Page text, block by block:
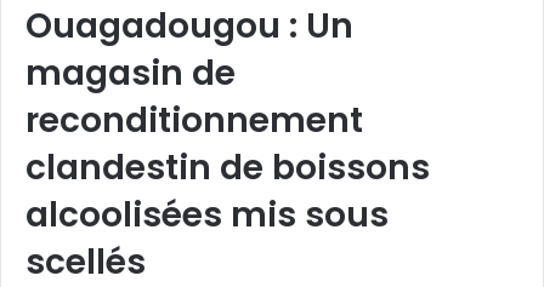
Ouagadougou : Un
magasin de
reconditionnement
clandestin de boissons
alcoolisées mis sous
scellés